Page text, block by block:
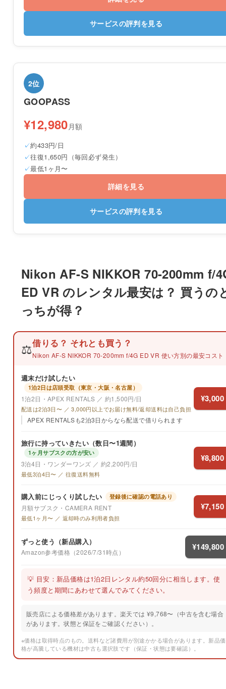
サービスの評判を見る
2位
GOOPASS
¥12,980 月額
約433円/日
往復1,650円（毎回必ず発生）
最低1ヶ月〜
詳細を見る
サービスの評判を見る
Nikon AF-S NIKKOR 70-200mm f/
ED VR のレンタル最安は？ 買うの
っちが得？
⚖️借りる？ それとも買う？
Nikon AF-S NIKKOR 70-200mm f/4G ED VR 使い方別の最安コスト
週末だけ試したい
1泊2日は店頭受取（東京・大阪・名古屋）
1泊2日・APEX RENTALS ／ 約1,500円/日
配送は2泊3日〜 ／ 3,000円以上でお届け無料/返却送料は自己負担
APEX RENTALSも2泊3日からなら配送で借りられます
¥3,000
旅行に持っていきたい（数日〜1週間）
1ヶ月サブスクの方が安い
3泊4日・ワンダーワンズ ／ 約2,200円/日
最低3泊4日〜 ／ 往復送料無料
¥8,800
購入前にじっくり試したい 登録後に確認の電話あり
月額サブスク・CAMERA RENT
最低1ヶ月〜 ／ 返却時のみ利用者負担
¥7,150
ずっと使う（新品購入）
Amazon参考価格（2026/7/31時点） ¥149,800
💡 目安：新品価格は1泊2日レンタル約50回分に相当します。使
う頻度と期間にあわせて選んでみてください。
販売店による価格差があります。楽天では ¥9,768〜（中古を含む場合
があります。状態と保証をご確認ください）。
※価格は取得時点のもの。送料など諸費用が別途かかる場合があります。新品価
格が高騰している機材は中古も選択肢です（保証・状態は要確認）。